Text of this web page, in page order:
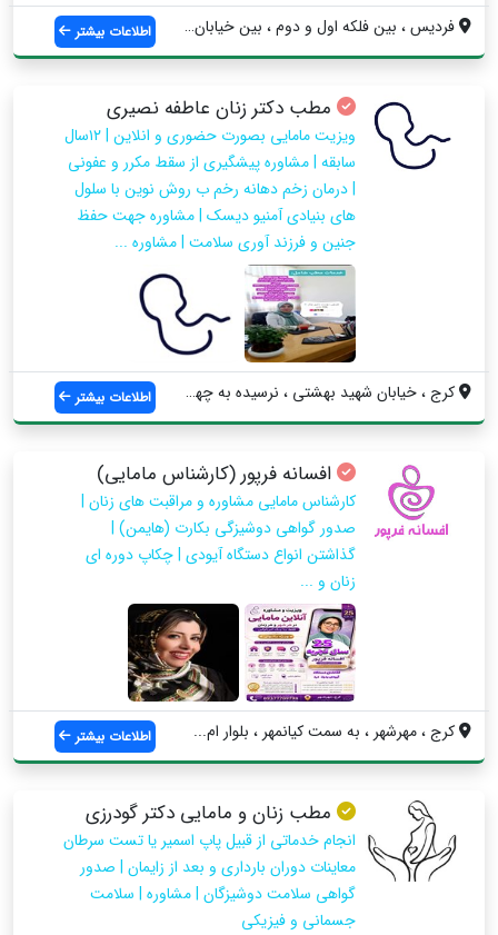
فرديس ، بين فلكه اول و دوم ، بين خيابان ... اطلاعات بیشتر
مطب دکتر زنان عاطفه نصیری
ویزیت مامایی بصورت حضوری و انلاین | ۱۲سال
سابقه | مشاوره پیشگیری از سقط مکرر و عفونی
| درمان زخم دهانه رخم ب روش نوین با سلول
های بنیادی آمنیو دیسک | مشاوره جهت حفظ
جنین و فرزند آوری سلامت | مشاوره ...
کرج ، خیابان شهید بهشتی ، نرسیده به چهار... اطلاعات بیشتر
افسانه فرپور (کارشناس مامایی)
کارشناس مامایی مشاوره و مراقبت های زنان |
صدور گواهی دوشیزگی بکارت (هایمن) |
گذاشتن انواع دستگاه آیودی | چکاپ دوره ای
زنان و ...
کرج ، مهرشهر ، به سمت کیانمهر ، بلوار ام... اطلاعات بیشتر
مطب زنان و مامایی دکتر گودرزی
انجام خدماتی از قبیل پاپ اسمیر یا تست سرطان
معاینات دوران بارداری و بعد از زایمان | صدور
گواهی سلامت دوشیزگان | مشاوره | سلامت
جسمانی و فیزیکی